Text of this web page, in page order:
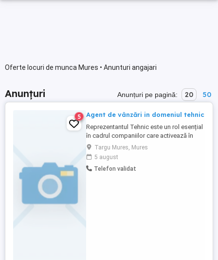
Oferte locuri de munca Mures • Anunturi angajari
Anunțuri Anunțuri pe pagină: 20 50
5 Agent de vânzări in domeniul tehnic
Reprezentantul Tehnic este un rol esențial
în cadrul companiilor care activează în
domeniul vânzărilor de produse sau
servicii tehnice. Această funcție combină
competențele tehnice cu abilitățile
interumane și activitățile comerciale,
Targu Mures, Mures
5 august
Telefon validat